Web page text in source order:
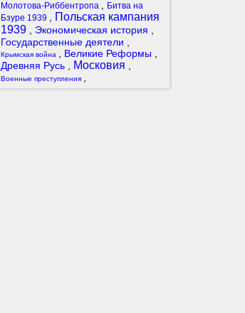
Молотова-Риббентропа
Битва на
Бзуре 1939
Польская кампания
1939
Экономическая история
Государственные деятели
Крымская война Великие Реформы
Древняя Русь
Московия
Военные преступления